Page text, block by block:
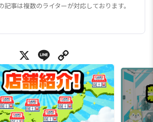
記事は複数のライターが対応しております。
X Line